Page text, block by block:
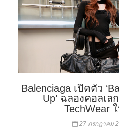
Balenciaga เปิดตัว
Up’ ฉลองคอลเล
TechWear
27 กรกฎาคม